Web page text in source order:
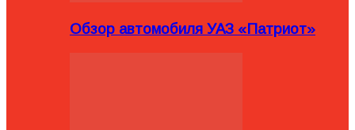
Обзор автомобиля УАЗ «Патриот»